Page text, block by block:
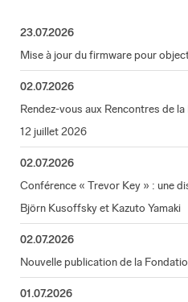
23.07.2026
Mise à jour du firmware pour
02.07.2026
Rendez-vous aux Rencontres de
12 juillet 2026
02.07.2026
Conférence « Trevor Key » : une
Björn Kusoffsky et Kazuto Yamaki
02.07.2026
Nouvelle publication de la
01.07.2026